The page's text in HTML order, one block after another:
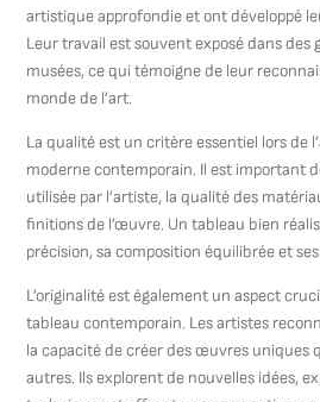
artistique approfondie et ont développé
Leur travail est souvent exposé dans des
musées, ce qui témoigne de leur
monde de l’art.
La qualité est un critère essentiel lors de
moderne contemporain. Il est important
utilisée par l’artiste, la qualité des
finitions de l’œuvre. Un tableau bien
précision, sa composition équilibrée et
L’originalité est également un aspect
tableau contemporain. Les artistes
la capacité de créer des œuvres uniques
autres. Ils explorent de nouvelles idées,